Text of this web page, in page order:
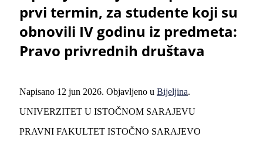
prvi termin, za studente koji su
obnovili IV godinu iz predmeta:
Pravo privrednih društava
Napisano 12 jun 2026. Objavljeno u Bijeljina.
UNIVERZITET U ISTOČNOM SARAJEVU
PRAVNI FAKULTET ISTOČNO SARAJEVO